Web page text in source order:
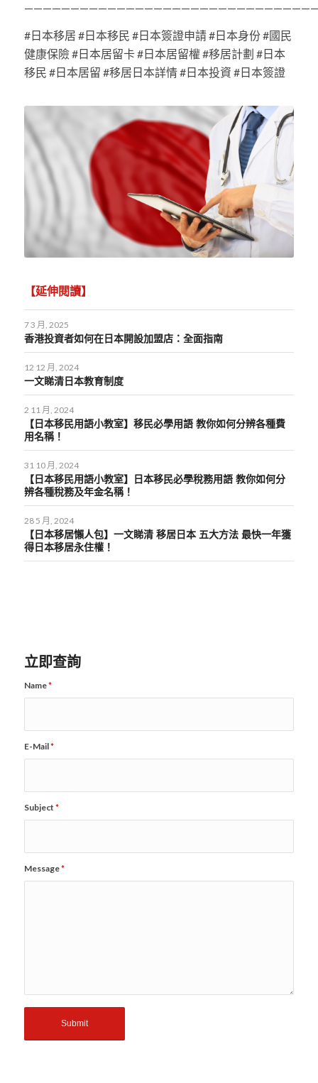
#日本移居 #日本移民 #日本簽證申請 #日本身份 #國民
健康保險 #日本居留卡 #日本居留權 #移居計劃 #日本
移民 #日本居留 #移居日本詳情 #日本投資 #日本簽證
【延伸閱讀】
7 3 月, 2025
香港投資者如何在日本開設加盟店：全面指南
12 12 月, 2024
一文睇清日本教育制度
2 11 月, 2024
【日本移民用語小教室】移民必學用語 教你如何分辨各種費
用名稱！
31 10 月, 2024
【日本移民用語小教室】日本移民必學稅務用語 教你如何分
辨各種稅務及年金名稱！
28 5 月, 2024
【日本移居懶人包】一文睇清 移居日本 五大方法 最快一年獲
得日本移居永住權！
立即查詢
Name*
E-Mail*
Subject *
Message*